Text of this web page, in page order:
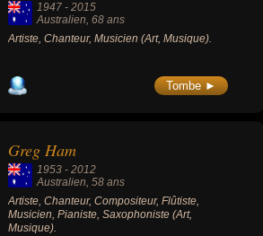
1947 - 2015
Australien, 68 ans
Artiste, Chanteur, Musicien (Art, Musique).
Tombe ►
Greg Ham
1953 - 2012
Australien , 58 ans
Artiste, Chanteur, Compositeur, Flûtiste,
Musicien, Pianiste, Saxophoniste (Art,
Musique).